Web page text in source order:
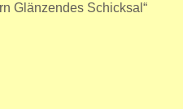
Glänzendes Schicksal“